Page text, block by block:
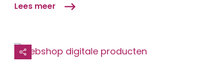
Lees meer